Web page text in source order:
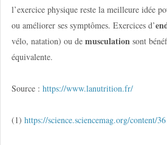
l’exercice physique reste la meilleure idée
ou améliorer ses symptômes. Exercices d’
vélo, natation) ou de musculation sont
équivalente.
Source : https://www.lanutrition.fr/
(1) https://science.sciencemag.org/content/